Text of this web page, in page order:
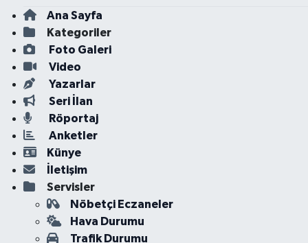
Ana Sayfa
Kategoriler
Foto Galeri
Video
Yazarlar
Seri İlan
Röportaj
Anketler
Künye
İletişim
Servisler
Nöbetçi Eczaneler
Hava Durumu
Trafik Durumu